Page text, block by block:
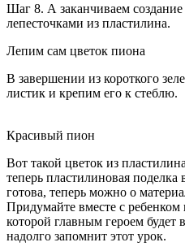
Шаг 8. А заканчиваем
лепесточками из пластилина.
Лепим сам цветок пиона
В завершении из короткого
листик и крепим его к стеблю.
Красивый пион
Вот такой цветок из
теперь пластилиновая
готова, теперь можно о
Придумайте вместе с
которой главным героем
надолго запомнит этот урок.